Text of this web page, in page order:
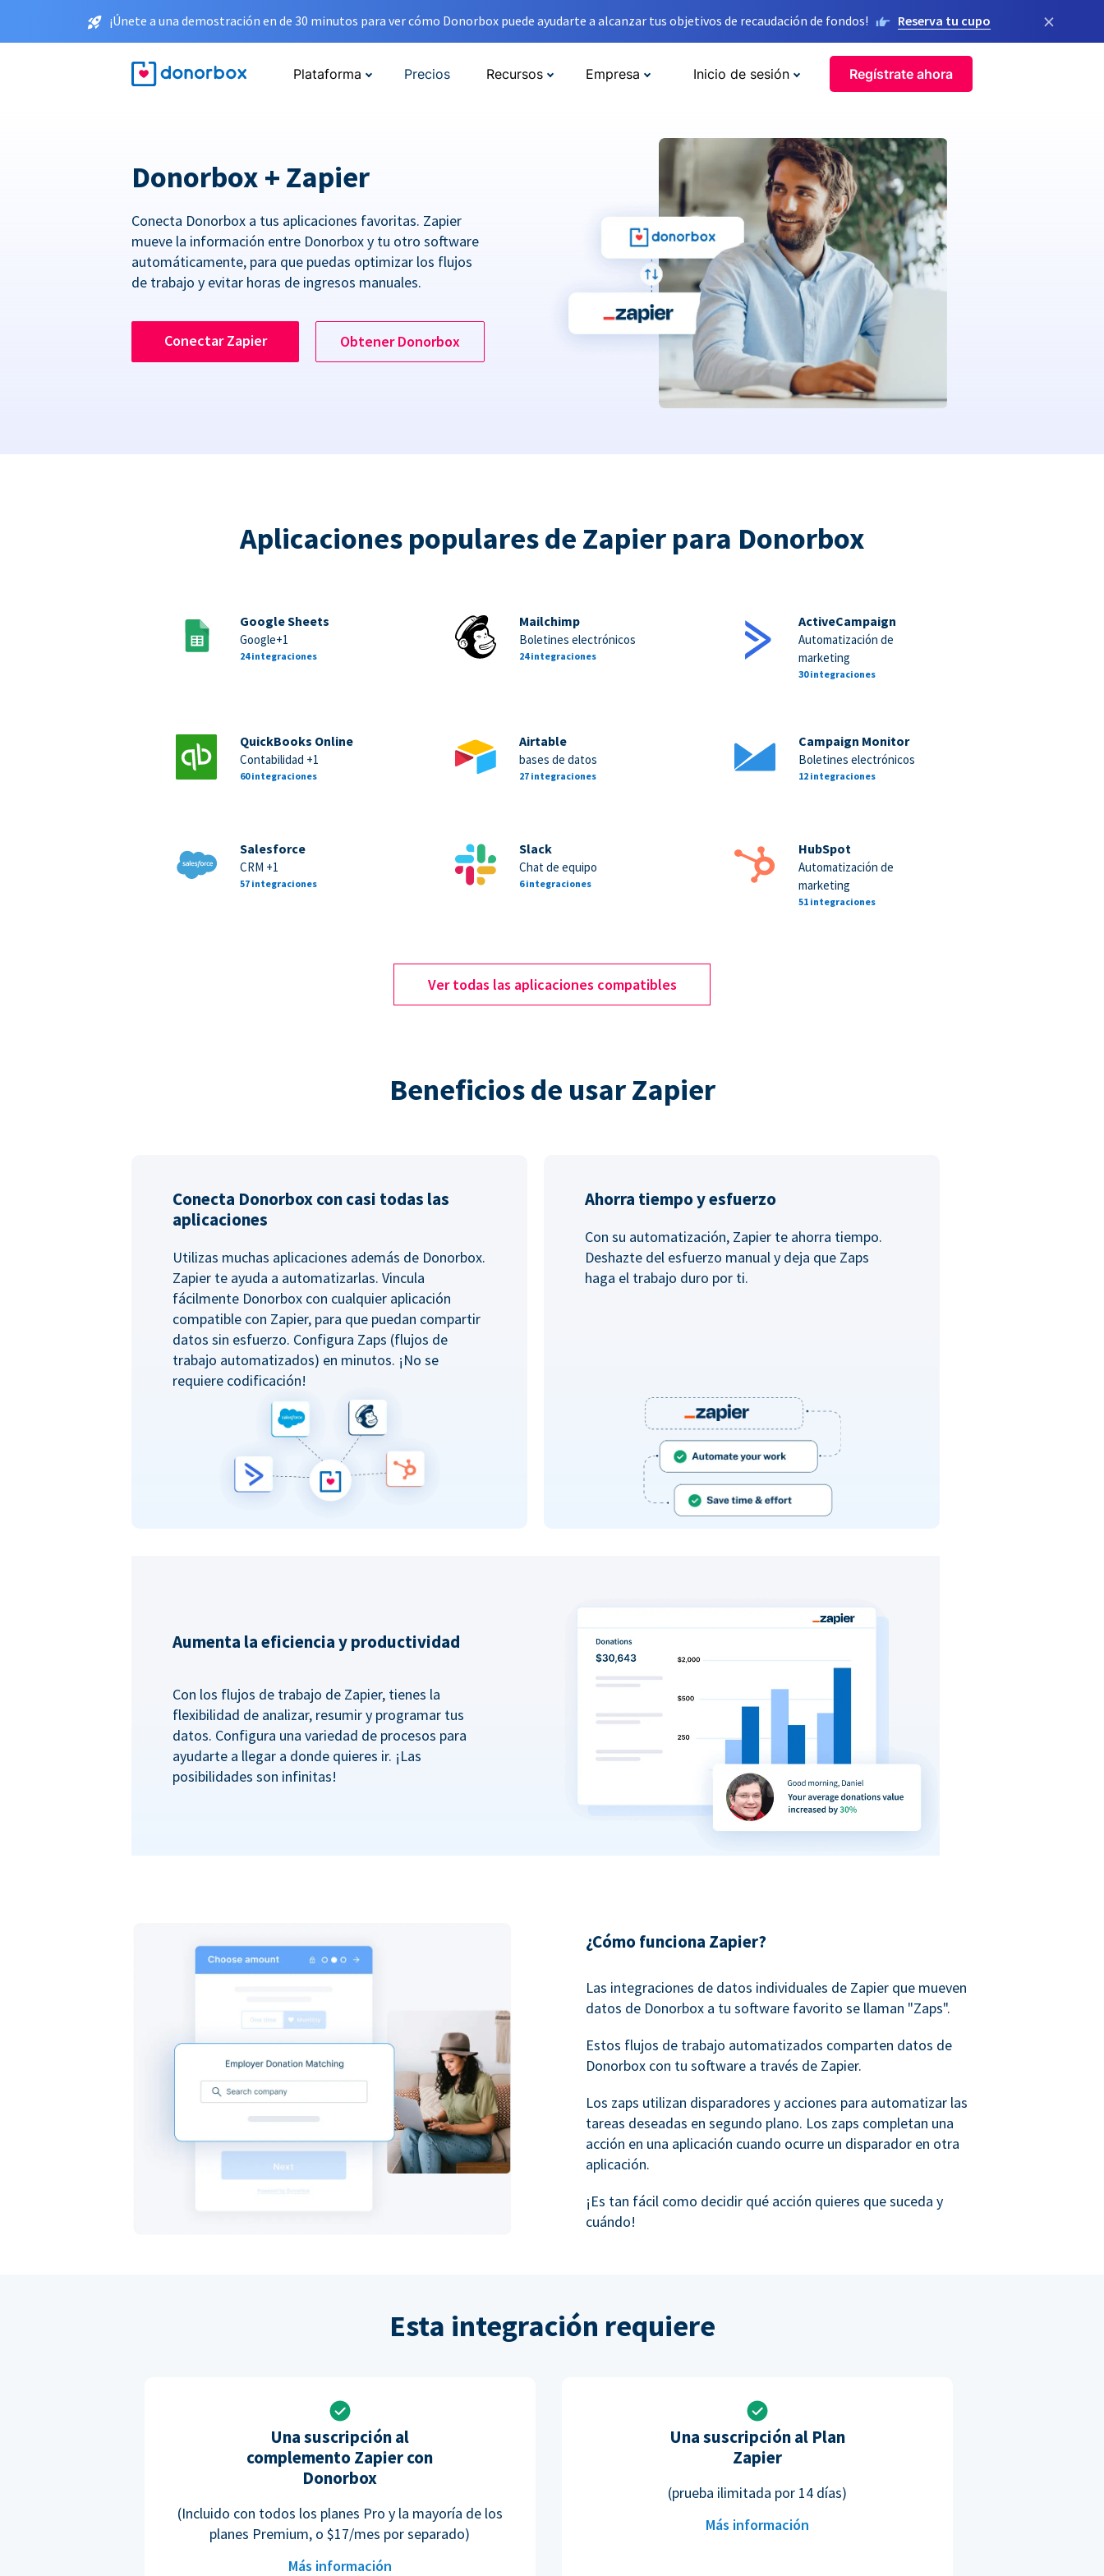
¡Únete a una demostración en de 30 minutos para ver cómo Donorbox puede ayudarte a alcanzar tus objetivos de recaudación de fondos! Reserva tu cupo ×
Plataforma Precios Recursos Empresa Inicio de sesión Regístrate ahora
Donorbox + Zapier
Conecta Donorbox a tus aplicaciones favoritas. Zapier
mueve la información entre Donorbox y tu otro software
automáticamente, para que puedas optimizar los flujos
de trabajo y evitar horas de ingresos manuales.
Conectar Zapier Obtener Donorbox
Aplicaciones populares de Zapier para Donorbox
Google Sheets
Google+1
24 integraciones
Mailchimp
Boletines electrónicos
24 integraciones
ActiveCampaign
Automatización de
marketing
30 integraciones
QuickBooks Online
Contabilidad +1
60 integraciones
Airtable
bases de datos
27 integraciones
Campaign Monitor
Boletines electrónicos
12 integraciones
Salesforce
CRM +1
57 integraciones
Slack
Chat de equipo
6 integraciones
HubSpot
Automatización de
marketing
51 integraciones
Ver todas las aplicaciones compatibles
Beneficios de usar Zapier
Conecta Donorbox con casi todas las
aplicaciones
Utilizas muchas aplicaciones además de Donorbox.
Zapier te ayuda a automatizarlas. Vincula
fácilmente Donorbox con cualquier aplicación
compatible con Zapier, para que puedan compartir
datos sin esfuerzo. Configura Zaps (flujos de
trabajo automatizados) en minutos. ¡No se
requiere codificación!
Ahorra tiempo y esfuerzo
Con su automatización, Zapier te ahorra tiempo.
Deshazte del esfuerzo manual y deja que Zaps
haga el trabajo duro por ti.
Aumenta la eficiencia y productividad
Con los flujos de trabajo de Zapier, tienes la
flexibilidad de analizar, resumir y programar tus
datos. Configura una variedad de procesos para
ayudarte a llegar a donde quieres ir. ¡Las
posibilidades son infinitas!
¿Cómo funciona Zapier?
Las integraciones de datos individuales de Zapier que mueven
datos de Donorbox a tu software favorito se llaman "Zaps".
Estos flujos de trabajo automatizados comparten datos de
Donorbox con tu software a través de Zapier.
Los zaps utilizan disparadores y acciones para automatizar las
tareas deseadas en segundo plano. Los zaps completan una
acción en una aplicación cuando ocurre un disparador en otra
aplicación.
¡Es tan fácil como decidir qué acción quieres que suceda y
cuándo!
Esta integración requiere
Una suscripción al
complemento Zapier con
Donorbox
(Incluido con todos los planes Pro y la mayoría de los
planes Premium, o $17/mes por separado)
Más información
Una suscripción al Plan
Zapier
(prueba ilimitada por 14 días)
Más información